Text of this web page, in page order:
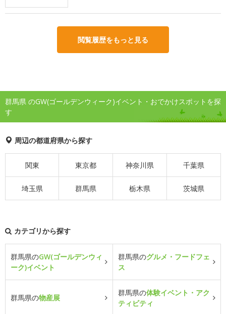
閲覧履歴をもっと見る
群馬県 のGW(ゴールデンウィーク)イベント・おでかけスポットを探
す
周辺の都道府県から探す
関東 東京都 神奈川県 千葉県
埼玉県 群馬県 栃木県 茨城県
カテゴリから探す
群馬県のGW(ゴールデンウィ
ーク)イベント
群馬県のグルメ・フードフェ
ス
群馬県の物産展
群馬県の体験イベント・アク
ティビティ